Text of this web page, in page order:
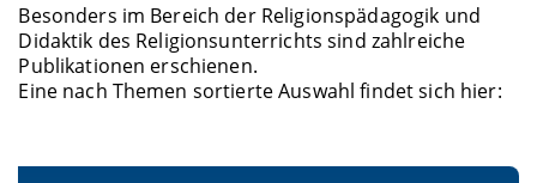
Besonders im Bereich der Religionspädagogik und
Didaktik des Religionsunterrichts sind zahlreiche
Publikationen erschienen.
Eine nach Themen sortierte Auswahl findet sich hier: